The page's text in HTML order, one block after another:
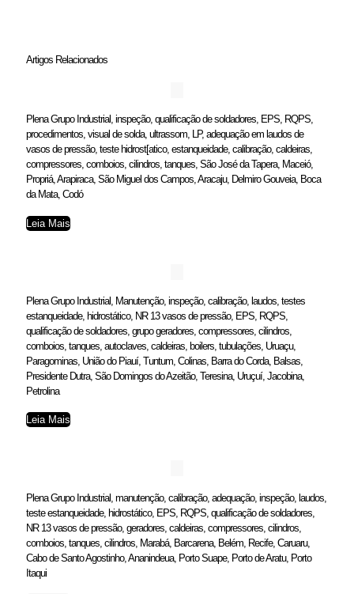
Artigos Relacionados
Plena Grupo Industrial, inspeção, qualificação de soldadores, EPS, RQPS,
procedimentos, visual de solda, ultrassom, LP, adequação em laudos de
vasos de pressão, teste hidrost[atico, estanqueidade, calibração, caldeiras,
compressores, comboios, cilindros, tanques, São José da Tapera, Maceió,
Propriá, Arapiraca, São Miguel dos Campos, Aracaju, Delmiro Gouveia, Boca
da Mata, Codó
Leia Mais
Plena Grupo Industrial, Manutenção, inspeção, calibração, laudos, testes
estanqueidade, hidrostático, NR 13 vasos de pressão, EPS, RQPS,
qualificação de soldadores, grupo geradores, compressores, cilindros,
comboios, tanques, autoclaves, caldeiras, boilers, tubulações, Uruaçu,
Paragominas, União do Piauí, Tuntum, Colinas, Barra do Corda, Balsas,
Presidente Dutra, São Domingos do Azeitão, Teresina, Uruçuí, Jacobina,
Petrolina
Leia Mais
Plena Grupo Industrial, manutenção, calibração, adequação, inspeção, laudos,
teste estanqueidade, hidrostático, EPS, RQPS, qualificação de soldadores,
NR 13 vasos de pressão, geradores, caldeiras, compressores, cilindros,
comboios, tanques, cilindros, Marabá, Barcarena, Belém, Recife, Caruaru,
Cabo de Santo Agostinho, Ananindeua, Porto Suape, Porto de Aratu, Porto
Itaqui